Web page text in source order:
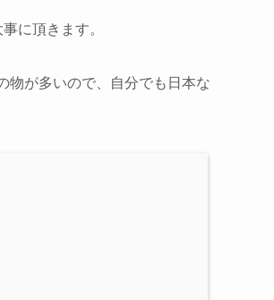
に頂きます。
物が多いので、自分でも日本な